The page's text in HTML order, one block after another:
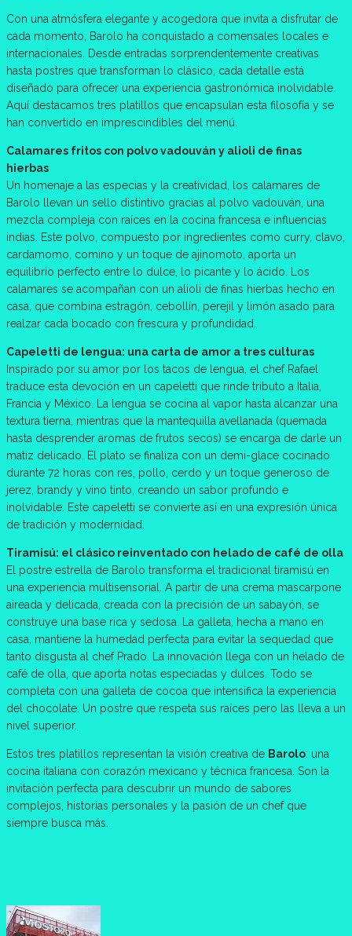
Con una atmósfera elegante y acogedora que invita a disfrutar de
cada momento, Barolo ha conquistado a comensales locales e
internacionales. Desde entradas sorprendentemente creativas
hasta postres que transforman lo clásico, cada detalle está
diseñado para ofrecer una experiencia gastronómica inolvidable.
Aquí destacamos tres platillos que encapsulan esta filosofía y se
han convertido en imprescindibles del menú.
Calamares fritos con polvo vadouván y alioli de finas
hierbas
Un homenaje a las especias y la creatividad, los calamares de
Barolo llevan un sello distintivo gracias al polvo vadouván, una
mezcla compleja con raíces en la cocina francesa e influencias
indias. Este polvo, compuesto por ingredientes como curry, clavo,
cardamomo, comino y un toque de ajinomoto, aporta un
equilibrio perfecto entre lo dulce, lo picante y lo ácido. Los
calamares se acompañan con un alioli de finas hierbas hecho en
casa, que combina estragón, cebollín, perejil y limón asado para
realzar cada bocado con frescura y profundidad.
Capeletti de lengua: una carta de amor a tres culturas
Inspirado por su amor por los tacos de lengua, el chef Rafael
traduce esta devoción en un capeletti que rinde tributo a Italia,
Francia y México. La lengua se cocina al vapor hasta alcanzar una
textura tierna, mientras que la mantequilla avellanada (quemada
hasta desprender aromas de frutos secos) se encarga de darle un
matiz delicado. El plato se finaliza con un demi-glace cocinado
durante 72 horas con res, pollo, cerdo y un toque generoso de
jerez, brandy y vino tinto, creando un sabor profundo e
inolvidable. Este capeletti se convierte así en una expresión única
de tradición y modernidad.
Tiramisú: el clásico reinventado con helado de café de olla
El postre estrella de Barolo transforma el tradicional tiramisú en
una experiencia multisensorial. A partir de una crema mascarpone
aireada y delicada, creada con la precisión de un sabayón, se
construye una base rica y sedosa. La galleta, hecha a mano en
casa, mantiene la humedad perfecta para evitar la sequedad que
tanto disgusta al chef Prado. La innovación llega con un helado de
café de olla, que aporta notas especiadas y dulces. Todo se
completa con una galleta de cocoa que intensifica la experiencia
del chocolate. Un postre que respeta sus raíces pero las lleva a un
nivel superior.
Estos tres platillos representan la visión creativa de Barolo: una
cocina italiana con corazón mexicano y técnica francesa. Son la
invitación perfecta para descubrir un mundo de sabores
complejos, historias personales y la pasión de un chef que
siempre busca más.